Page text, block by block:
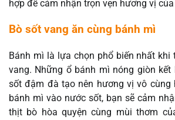
hợp để cảm nhận trọn vẹn hương vị
Bò sốt vang ăn cùng bánh mì
Bánh mì là lựa chọn phổ biến nhất
vang. Những ổ bánh mì nóng giòn
sốt đậm đà tạo nên hương vị vô cùng
bánh mì vào nước sốt, bạn sẽ cảm
thịt bò hòa quyện cùng mùi thơm